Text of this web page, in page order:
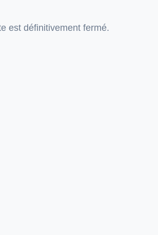
est définitivement fermé.